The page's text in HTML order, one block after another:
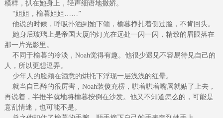
模样，扒在她身上，轻声细语地撒娇。
“姐姐，榆暮姐姐……”
他说的时候，呼吸扑洒到她下颌，榆暮挣扎着侧过脸，不肯回头。
她身后玻璃上是帝国大厦的灯光在远处一闪一闪，精致的眉眼落在
那一片光影里。
不同于榆暮的冷淡，Noah觉得有趣。他很少遇见不容易待见自己的
人，所以更想逗弄。
少年人的脸颊在酒意的烘托下浮现一层浅浅的红晕。
就当自己醉的很厉害，Noah装傻充楞，哄着哄着嘴唇就贴了上去，
再说着，半推半就地将榆暮按倒在沙发。他又不知道怎么的，可能是
意乱情迷，也可能不是。